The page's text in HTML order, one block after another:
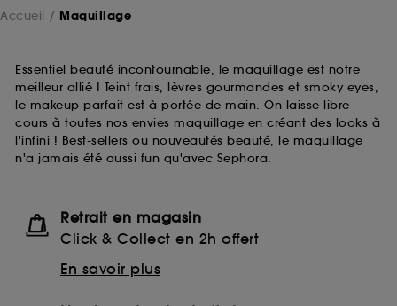
Accueil Maquillage
Essentiel beauté incontournable, le maquillage est notre
meilleur allié ! Teint frais, lèvres gourmandes et smoky eyes,
le makeup parfait est à portée de main. On laisse libre
cours à toutes nos envies maquillage en créant des looks à
l'infini ! Best-sellers ou nouveautés beauté, le maquillage
n'a jamais été aussi fun qu'avec Sephora.
Retrait en magasin
Click & Collect en 2h offert
En savoir plus